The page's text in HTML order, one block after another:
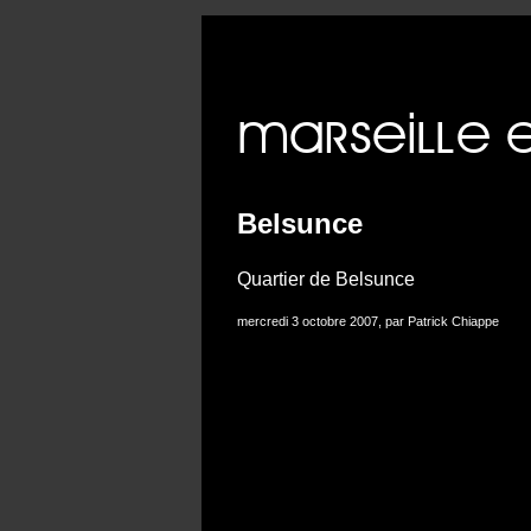
Belsunce
Quartier de Belsunce
mercredi 3 octobre 2007, par Patrick Chiappe